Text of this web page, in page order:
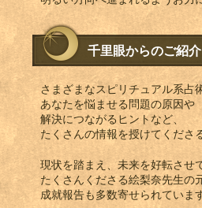
千里眼からのご紹介
さまざまなスピリチュアル系占
あなたを悩ませる問題の原因や
解決につながるヒントなど、
たくさんの情報を授けてくださ
現状を踏まえ、未来を好転させ
たくさんくださる絵梨奈先生の
成就報告も多数寄せられていま